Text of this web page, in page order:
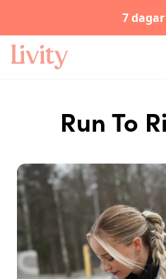
7
Run To